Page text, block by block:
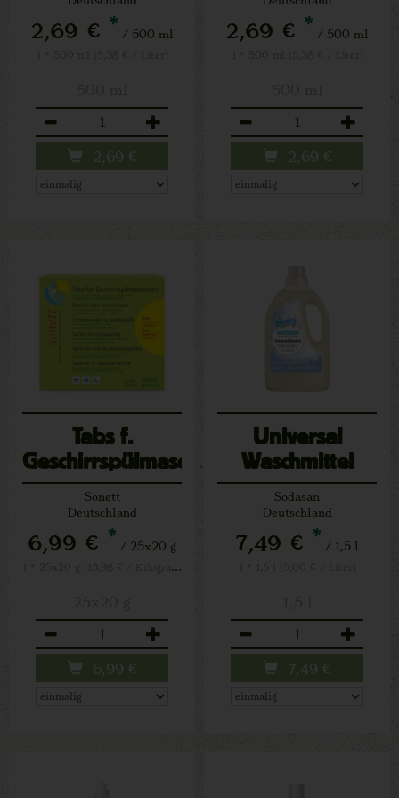
2,69 € * / 500 ml
2,69 €
2,69 € * / 500 ml
2,69 €
Tabs f.
Geschirrspülmaschine
Sonett
Deutschland
6,99 € * / 25x20 g
1 * 25x20 g (13,98 € / Kilogramm)
6,99 €
Universal
Waschmittel
Sensitiv
Sodasan
Deutschland
7,49 € * / 1,5 l
7,49 €